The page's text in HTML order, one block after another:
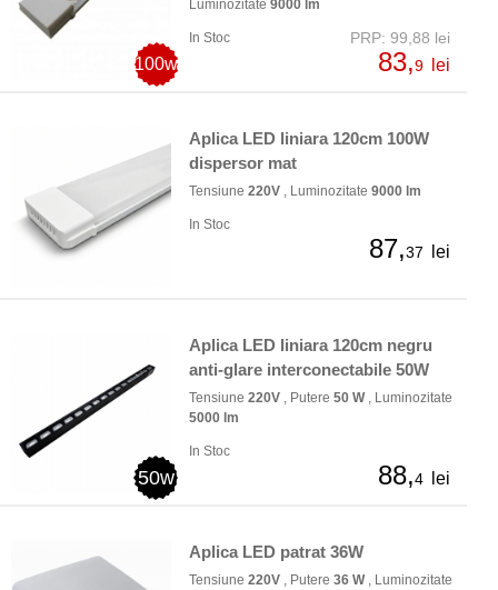
100w
Luminozitate 9000 lm
In Stoc PRP: 99,88 lei
83,9 lei
Aplica LED liniara 120cm 100W
dispersor mat
Tensiune 220V , Luminozitate 9000 lm
In Stoc
87,37 lei
50w
Aplica LED liniara 120cm negru
anti-glare interconectabile 50W
Tensiune 220V , Putere 50 W, Luminozitate
5000 lm
In Stoc
88,4 lei
Aplica LED patrat 36W
Tensiune 220V , Putere 36 W, Luminozitate